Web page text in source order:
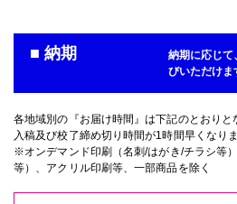
1200角サイズ パ
半光沢紙＋マットラミ＋
サイズ
■ 納期
納期に応じ
びいただけま
各地域別の『お届け時間』は下記のとおり
入稿及び校了締め切り時間が1時間早くなりま
※オンデマンド印刷（名刺/はがき/チラシ等
等）、アクリル印刷等、一部商品を除く